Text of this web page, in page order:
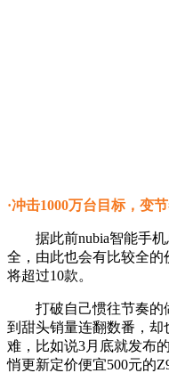
·冲击1000万台目标，变
据此前nubia智能手机
全，由此也会有比较全的
将超过10款。
打破自己惯往节奏的做
到甜头销量连翻数番，却
难，比如说3月底就发布
悄更新定价便宜500元的